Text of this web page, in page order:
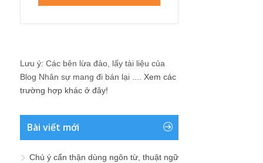
Lưu ý: Các bên lừa đảo, lấy tài liệu của
Blog Nhân sự mang đi bán lại .... Xem các
trường hợp khác ở đây!
Bài viết mới
Chú ý cẩn thận dùng ngôn từ, thuật ngữ